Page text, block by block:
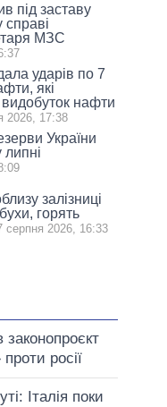
під заставу
справі
МЗС
ударів по 7
які
нафти
2026, 17:38
України
липні
залізниці
горять
серпня 2026, 16:33
проти росії
Італія поки